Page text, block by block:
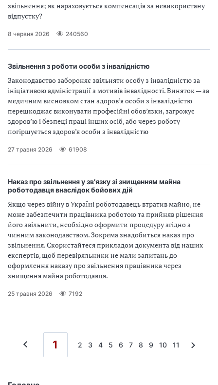
звільнення; як нараховується компенсація за невикористану
відпустку?
8 червня 2026 240560
Звільнення з роботи особи з інвалідністю
Законодавство забороняє звільняти особу з інвалідністю за
ініціативою адміністрації з мотивів інвалідності. Виняток — за
медичним висновком стан здоров’я особи з інвалідністю
перешкоджає виконувати професійні обов’язки, загрожує
здоров’ю і безпеці праці інших осіб, або через роботу
погіршується здоров’я особи з інвалідністю
27 травня 2026 61908
Наказ про звільнення у зв’язку зі знищенням майна
роботодавця внаслідок бойових дій
Якщо через війну в Україні роботодавець втратив майно, не
може забезпечити працівника роботою та прийняв рішення
його звільнити, необхідно оформити процедуру згідно з
чинним законодавством. Зокрема знадобиться наказ про
звільнення. Скористайтеся прикладом документа від наших
експертів, щоб перевіряльники не мали запитань до
оформлення наказу про звільнення працівника через
знищення майна роботодавця.
25 травня 2026 7192
1 2 3 4 5 6 7 8 9 10 11